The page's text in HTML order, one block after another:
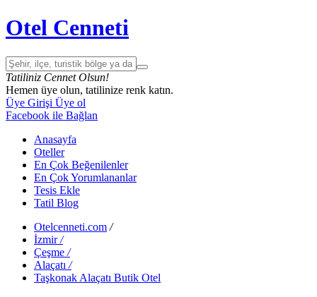
Otel Cenneti
Tatiliniz Cennet Olsun!
Hemen üye olun, tatilinize renk katın.
Üye Girişi Üye ol
Facebook ile Bağlan
Anasayfa
Oteller
En Çok Beğenilenler
En Çok Yorumlananlar
Tesis Ekle
Tatil Blog
Otelcenneti.com /
İzmir /
Çeşme /
Alaçatı /
Taşkonak Alaçatı Butik Otel